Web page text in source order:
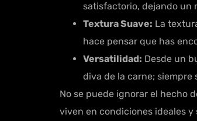
satisfactorio, dejando un
Textura Suave: La
hace pensar que has
Versatilidad: Desde un
diva de la carne; siempre
No se puede ignorar el hecho
viven en condiciones ideales